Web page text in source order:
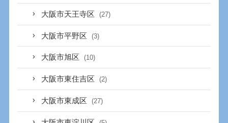
大阪市天王寺区 (27)
大阪市平野区 (3)
大阪市旭区 (10)
大阪市東住吉区 (2)
大阪市東成区 (27)